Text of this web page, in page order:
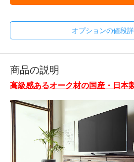
オプションの値段
商品の説明
高級感あるオーク材の国産・日本